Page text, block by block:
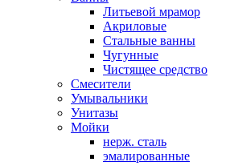
Литьевой мрамор
Акриловые
Стальные ванны
Чугунные
Чистящее средство
Смесители
Умывальники
Унитазы
Мойки
нерж. сталь
эмалированные